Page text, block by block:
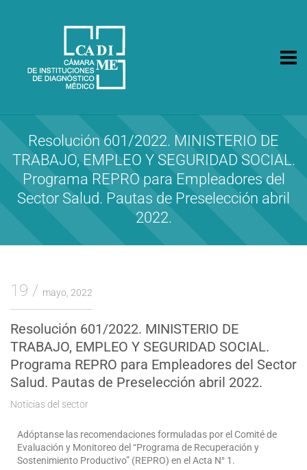
CA.DI.ME.
Cámara de Instituciones de Diagnóstico Médico
Resolución 601/2022. MINISTERIO DE
TRABAJO, EMPLEO Y SEGURIDAD SOCIAL.
Programa REPRO para Empleadores del
Sector Salud. Pautas de Preselección abril
2022.
19 mayo, 2022
Resolución 601/2022. MINISTERIO DE
TRABAJO, EMPLEO Y SEGURIDAD SOCIAL.
Programa REPRO para Empleadores del Sector
Salud. Pautas de Preselección abril 2022.
Noticias del sector
Adóptanse las recomendaciones formuladas por el Comité de
Evaluación y Monitoreo del “Programa de Recuperación y
Sostenimiento Productivo” (REPRO) en el Acta N° 1.